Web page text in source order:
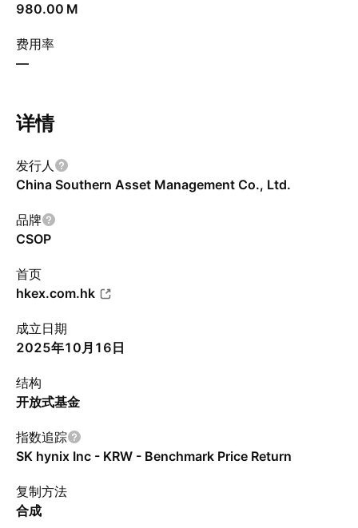
‪980.00 M‬
费用率
—
详情
发行人
China Southern Asset Management Co., Ltd.
品牌
CSOP
首页
hkex.com.hk
成立日期
2025年10月16日
结构
开放式基金
指数追踪
SK hynix Inc - KRW - Benchmark Price Return
复制方法
合成